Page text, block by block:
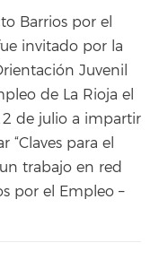
Barrios por el
invitado por la
Juvenil
de La Rioja el
de julio a impartir
“Claves para el
trabajo en red
por el Empleo –